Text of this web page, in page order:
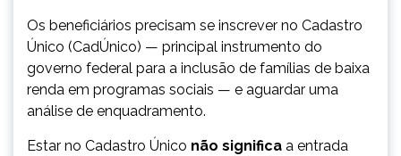
Os beneficiários precisam se inscrever no Cadastro
Único (CadÚnico) — principal instrumento do
governo federal para a inclusão de famílias de baixa
renda em programas sociais — e aguardar uma
análise de enquadramento.
Estar no Cadastro Único não significa a entrada